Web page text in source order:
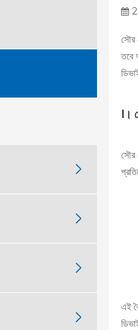




সৌর
তবে
Ⅰ।
সৌর
এই